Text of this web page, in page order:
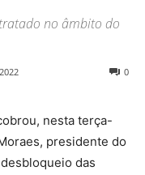
no âmbito do
0
nesta terça-
presidente do
das